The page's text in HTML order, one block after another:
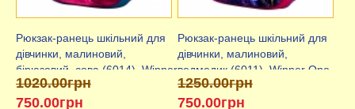
Рюкзак-ранець шкільний для
дівчинки, малиновий,
бірюзовий, сова (6014), Winner
One
1020.00грн
750.00грн
Рюкзак-ранець шкільний для
дівчинки, малиновий,
ведмедик (6011), Winner One
1250.00грн
750.00грн